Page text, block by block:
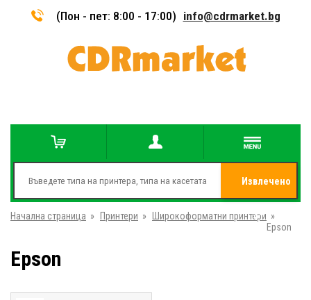
(Пон - пет: 8:00 - 17:00) info@cdrmarket.bg
Извлечено
от
Начална страница » Принтери » Широкоформатни принтери »
Epson
Epson